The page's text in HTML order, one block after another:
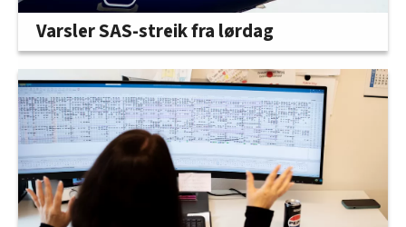
Varsler SAS-streik fra lørdag